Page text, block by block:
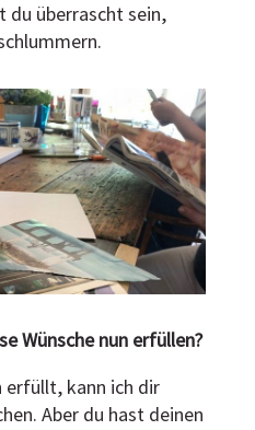
du überrascht sein,
Wünsche nun erfüllen?
erfüllt, kann ich dir
Aber du hast deinen